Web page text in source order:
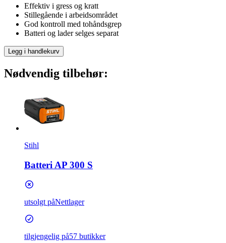
Effektiv i gress og kratt
Stillegående i arbeidsområdet
God kontroll med tohåndsgrep
Batteri og lader selges separat
Legg i handlekurv
Nødvendig tilbehør:
Stihl
Batteri AP 300 S
utsolgt påNettlager
tilgjengelig på57 butikker